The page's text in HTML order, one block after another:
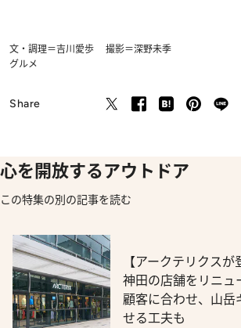
文・調理＝吉川愛歩 撮影＝深野未季
グルメ
Share
心を開放するアウトドア
この特集の別の記事を読む
【アークテリクス
神田の店舗をリニュ
顧客に合わせ、山岳
せる工夫も